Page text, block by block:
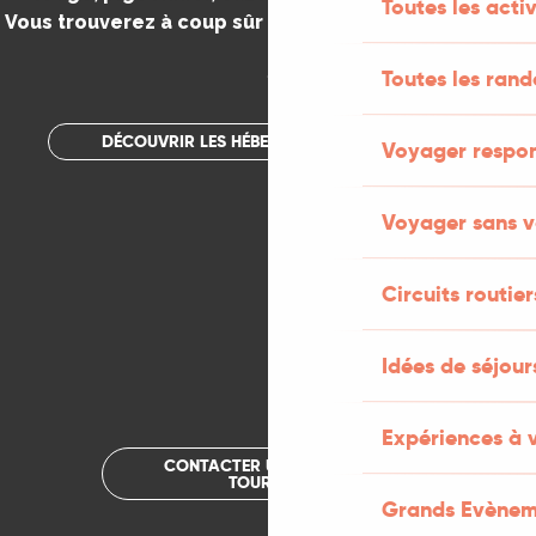
Toutes les
Toutes les
Voyager
Voyager sans
Circuits
Idées de
Expériences à
Grands
Vous trouverez à coup sûr votre bonheur dans le Lot.
.
DÉCOUVRIR LES HÉBERGEMENTS INSOLITES
CONTACTER UN OFFICE DE
TOURISME